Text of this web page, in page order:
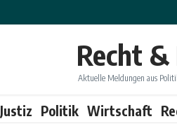
Recht
Aktuelle Meldungen aus
Justiz Politik Wirtschaft